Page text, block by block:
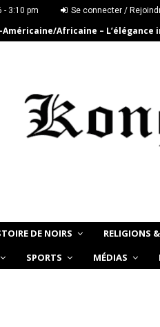
- 3:10 pm Se connecter /
Africaine –
DE NOIRS RELIGIONS
SPORTS MÉDIAS